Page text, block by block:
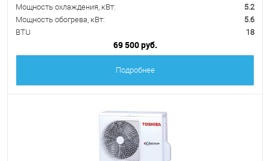
Мощность охлаждения, кВт:
5.2
Мощность обогрева, кВт:
5.6
BTU
18
69 500 руб.
Подробнее